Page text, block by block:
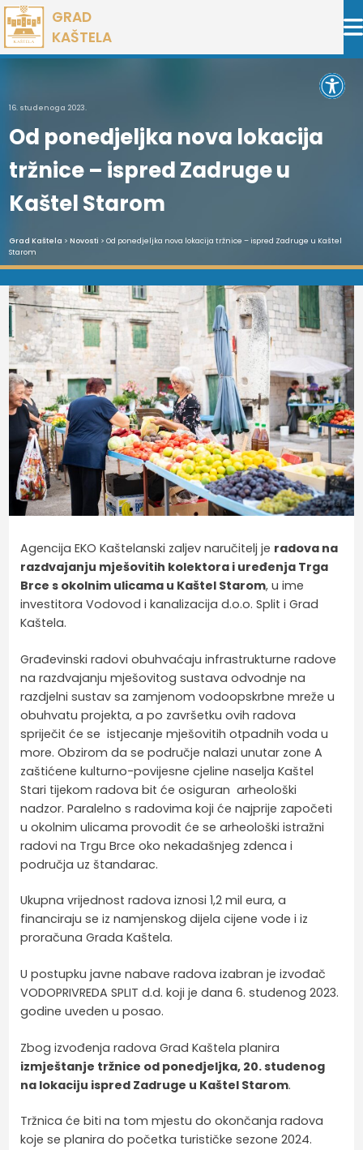
Preskoči
na
sadržaj
GRAD
KAŠTELA
16. studenoga 2023.
Od ponedjeljka nova lokacija
tržnice – ispred Zadruge u
Kaštel Starom
Grad Kaštela > Novosti > Od ponedjeljka nova lokacija tržnice – ispred Zadruge u Kaštel
Starom
Agencija EKO Kaštelanski zaljev naručitelj je radova na
razdvajanju mješovitih kolektora i uređenja Trga
Brce s okolnim ulicama u Kaštel Starom, u ime
investitora Vodovod i kanalizacija d.o.o. Split i Grad
Kaštela.
Građevinski radovi obuhvaćaju infrastrukturne radove
na razdvajanju mješovitog sustava odvodnje na
razdjelni sustav sa zamjenom vodoopskrbne mreže u
obuhvatu projekta, a po završetku ovih radova
spriječit će se istjecanje mješovitih otpadnih voda u
more. Obzirom da se područje nalazi unutar zone A
zaštićene kulturno-povijesne cjeline naselja Kaštel
Stari tijekom radova bit će osiguran arheološki
nadzor. Paralelno s radovima koji će najprije započeti
u okolnim ulicama provodit će se arheološki istražni
radovi na Trgu Brce oko nekadašnjeg zdenca i
područja uz štandarac.
Ukupna vrijednost radova iznosi 1,2 mil eura, a
financiraju se iz namjenskog dijela cijene vode i iz
proračuna Grada Kaštela.
U postupku javne nabave radova izabran je izvođač
VODOPRIVREDA SPLIT d.d. koji je dana 6. studenog 2023.
godine uveden u posao.
Zbog izvođenja radova Grad Kaštela planira
izmještanje tržnice od ponedjeljka, 20. studenog
na lokaciju ispred Zadruge u Kaštel Starom.
Tržnica će biti na tom mjestu do okončanja radova
koje se planira do početka turističke sezone 2024.